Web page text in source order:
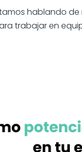
hablando
trabajar en